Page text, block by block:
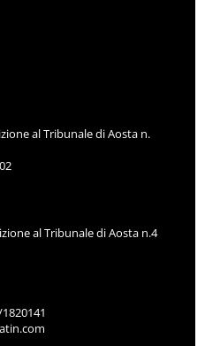
al Tribunale di Aosta n.
al Tribunale di Aosta n.4